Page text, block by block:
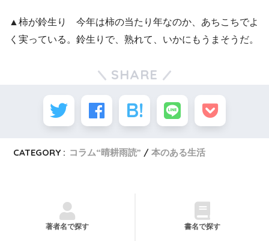
▲柿が鈴生り 今年は柿の当たり年なのか、あちこちでよ
く実っている。鈴生りで、熟れて、いかにもうまそうだ。
SHARE
CATEGORY : コラム“晴耕雨読” 本のある生活
著者名で探す 書名で探す